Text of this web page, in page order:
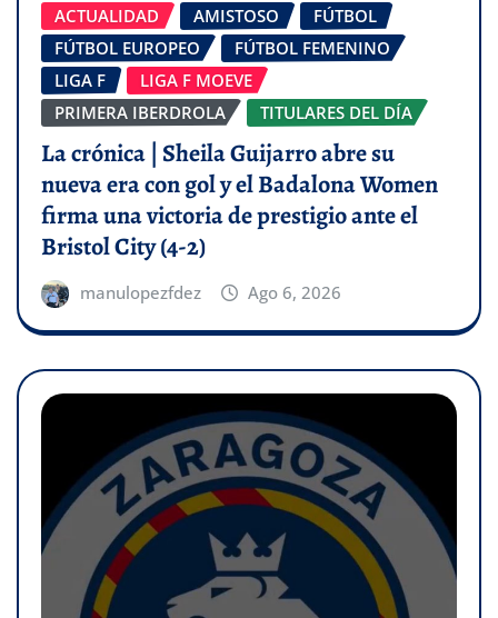
ACTUALIDAD AMISTOSO
FÚTBOL
FÚTBOL EUROPEO
FÚTBOL FEMENINO
LIGA F
LIGA F MOEVE
PRIMERA IBERDROLA
TITULARES DEL DÍA
La crónica | Sheila Guijarro abre su
nueva era con gol y el Badalona Women
firma una victoria de prestigio ante el
Bristol City (4-2)
manulopezfdez Ago 6, 2026